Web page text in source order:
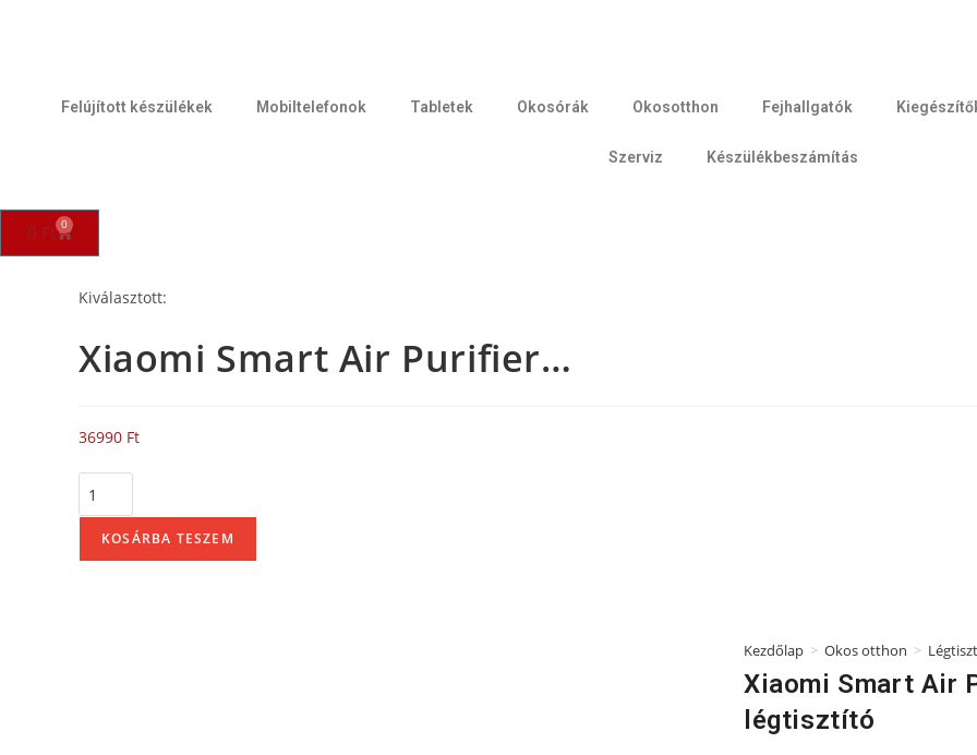
Felújított készülékek Mobiltelefonok Tabletek Okosórák Okosotthon Fejhallgatók
Szerviz Készülékbeszámítás
0 Ft 0
Kiválasztott:
Xiaomi Smart Air Purifier…
36990 Ft
KOSÁRBA TESZEM
Kezdőlap > Okos otthon >
Xiaomi Smart Air
légtisztító